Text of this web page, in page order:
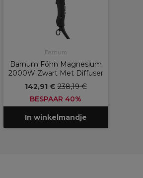
Barnum
Barnum Föhn Magnesium
2000W Zwart Met Diffuser
142,91 €238,19 €
BESPAAR 40%
In winkelmandje